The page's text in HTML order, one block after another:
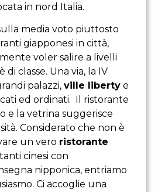
in nord Italia.
media voto piuttosto
giapponesi in città,
voler salire a livelli
di classe. Una via, la IV
palazzi, ville liberty e
ed ordinati. Il ristorante
e la vetrina suggerisce
Considerato che non è
un vero ristorante
cinesi con
nipponica, entriamo
Ci accoglie una